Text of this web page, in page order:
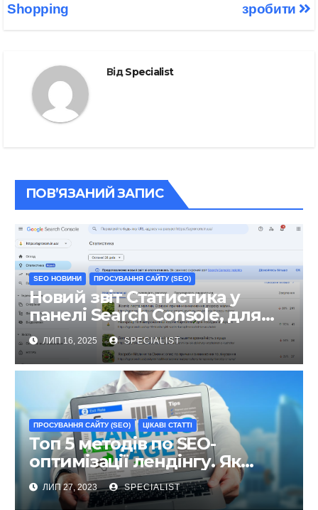
зробити
Shopping
ВідSpecialist
ПОВ’ЯЗАНИЙ ЗАПИС
SEO НОВИНИ ПРОСУВАННЯ САЙТУ (SEO)
Новий звіт Статистика у
панелі Search Console, для
чого він?
ЛИП 16, 2025 SPECIALIST
ПРОСУВАННЯ САЙТУ (SEO) ЦІКАВІ СТАТТІ
Топ 5 методів по SEO-
оптимізації лендінгу. Як
просувати landing page в
Google?
ЛИП 27, 2023 SPECIALIST